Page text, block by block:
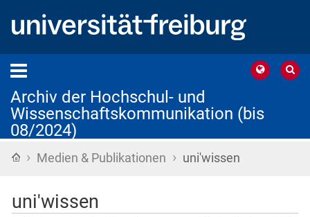
Archiv der Hochschul- und
Wissenschaftskommunikation (bis
08/2024)
Startseite
› Medien & Publikationen › uni'wissen
uni'wissen